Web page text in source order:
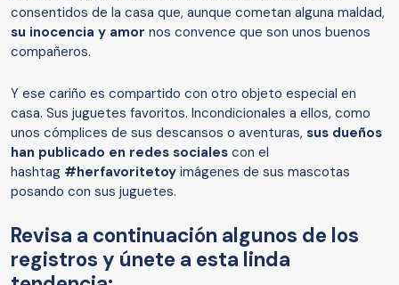
consentidos de la casa que, aunque cometan alguna maldad,
su inocencia y amor nos convence que son unos buenos
compañeros.
Y ese cariño es compartido con otro objeto especial en
casa. Sus juguetes favoritos. Incondicionales a ellos, como
unos cómplices de sus descansos o aventuras, sus dueños
han publicado en redes sociales con el
hashtag #herfavoritetoy imágenes de sus mascotas
posando con sus juguetes.
Revisa a continuación algunos de los
registros y únete a esta linda